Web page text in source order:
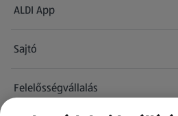
ALDI App
Sajtó
Felelősségvállalás